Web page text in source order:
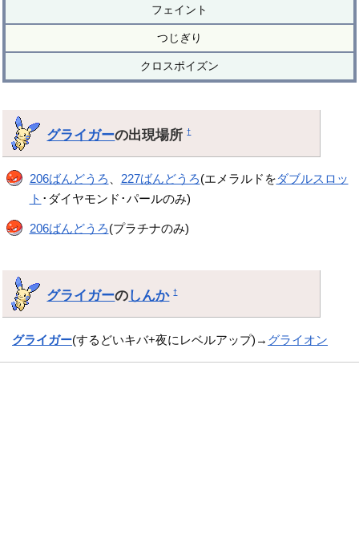
フェイント
つじぎり
クロスポイズン
グライガーの出現場所†
206ばんどうろ 227ばんどうろ(エメラルドをダブルスロッ
ト ･ダイヤモンド･パールのみ)
206ばんどうろ(プラチナのみ)
グライガーのしんか †
グライガー(するどいキバ+夜にレベルアップ)→ グライオン